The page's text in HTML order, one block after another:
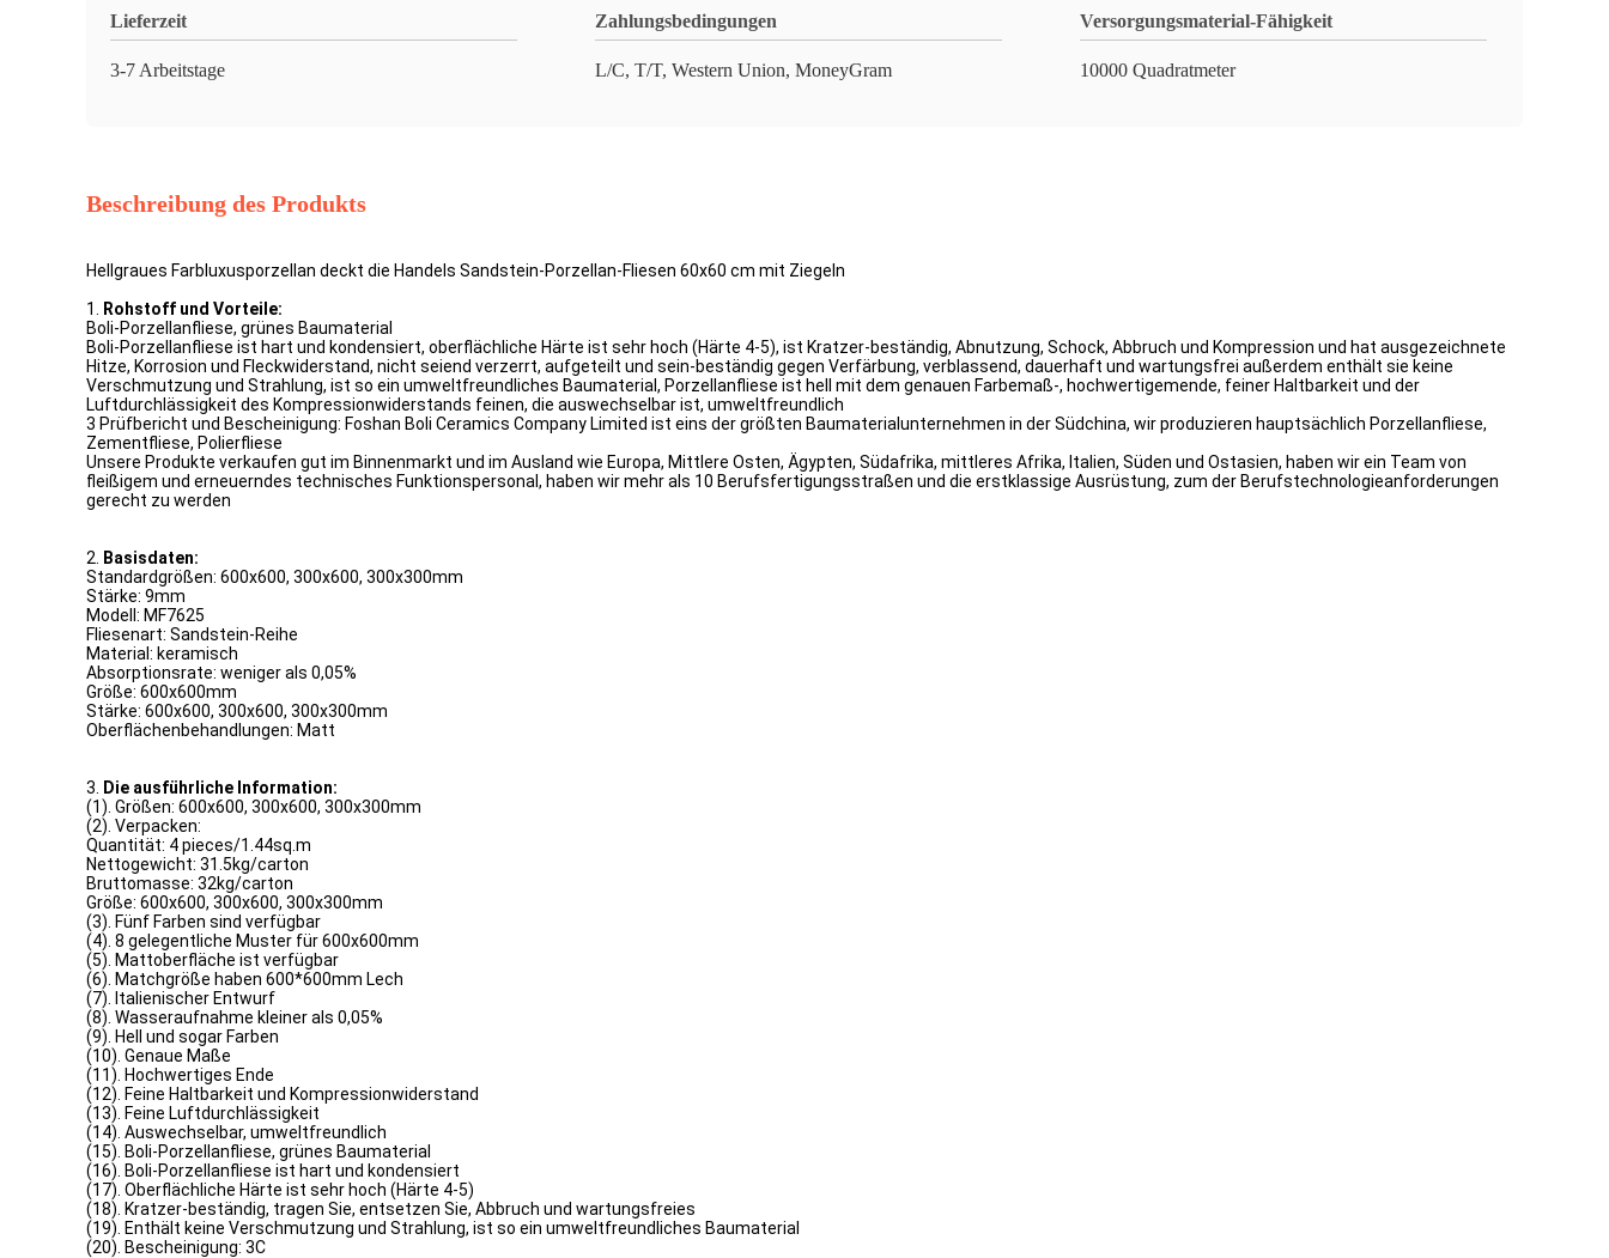
Lieferzeit
3-7 Arbeitstage
Zahlungsbedingungen
L/C, T/T, Western Union, MoneyGram
Versorgungsmaterial-Fähigkeit
10000 Quadratmeter
Beschreibung des Produkts
Hellgraues Farbluxusporzellan deckt die Handels Sandstein-Porzellan-Fliesen 60x60 cm mit Ziegeln
1.
Rohstoff und Vorteile:
Boli-Porzellanfliese, grünes Baumaterial
Boli-Porzellanfliese ist hart und kondensiert, oberflächliche Härte ist sehr hoch (Härte 4-5), ist Kratzer-beständig, Abnutzung, Schock, Abbruch und Kompression und hat ausgezeichnete
Hitze, Korrosion und Fleckwiderstand, nicht seiend verzerrt, aufgeteilt und sein-beständig gegen Verfärbung, verblassend, dauerhaft und wartungsfrei außerdem enthält sie keine
Verschmutzung und Strahlung, ist so ein umweltfreundliches Baumaterial, Porzellanfliese ist hell mit dem genauen Farbemaß-, hochwertigemende, feiner Haltbarkeit und der
Luftdurchlässigkeit des Kompressionwiderstands feinen, die auswechselbar ist, umweltfreundlich
3 Prüfbericht und Bescheinigung: Foshan Boli Ceramics Company Limited ist eins der größten Baumaterialunternehmen in der Südchina, wir produzieren hauptsächlich Porzellanfliese,
Zementfliese, Polierfliese
Unsere Produkte verkaufen gut im Binnenmarkt und im Ausland wie Europa, Mittlere Osten, Ägypten, Südafrika, mittleres Afrika, Italien, Süden und Ostasien, haben wir ein Team von
fleißigem und erneuerndes technisches Funktionspersonal, haben wir mehr als 10 Berufsfertigungsstraßen und die erstklassige Ausrüstung, zum der Berufstechnologieanforderungen
gerecht zu werden
2.
Basisdaten:
Standardgrößen: 600x600, 300x600, 300x300mm
Stärke: 9mm
Modell: MF7625
Fliesenart: Sandstein-Reihe
Material: keramisch
Absorptionsrate: weniger als 0,05%
Größe: 600x600mm
Stärke: 600x600, 300x600, 300x300mm
Oberflächenbehandlungen: Matt
3.
Die ausführliche Information:
(1). Größen: 600x600, 300x600, 300x300mm
(2). Verpacken:
Quantität: 4 pieces/1.44sq.m
Nettogewicht: 31.5kg/carton
Bruttomasse: 32kg/carton
Größe: 600x600, 300x600, 300x300mm
(3). Fünf Farben sind verfügbar
(4). 8 gelegentliche Muster für 600x600mm
(5). Mattoberfläche ist verfügbar
(6). Matchgröße haben 600*600mm Lech
(7). Italienischer Entwurf
(8). Wasseraufnahme kleiner als 0,05%
(9). Hell und sogar Farben
(10). Genaue Maße
(11). Hochwertiges Ende
(12). Feine Haltbarkeit und Kompressionwiderstand
(13). Feine Luftdurchlässigkeit
(14). Auswechselbar, umweltfreundlich
(15). Boli-Porzellanfliese, grünes Baumaterial
(16). Boli-Porzellanfliese ist hart und kondensiert
(17). Oberflächliche Härte ist sehr hoch (Härte 4-5)
(18). Kratzer-beständig, tragen Sie, entsetzen Sie, Abbruch und wartungsfreies
(19). Enthält keine Verschmutzung und Strahlung, ist so ein umweltfreundliches Baumaterial
(20). Bescheinigung: 3C